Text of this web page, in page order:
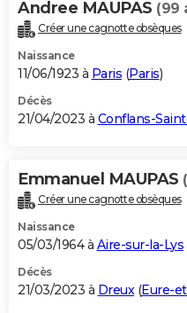
Andree MAUPAS (99
Créer une cagnotte obsèques
Naissance
11/06/1923 à Paris (Paris)
Décès
21/04/2023 à Conflans-
Emmanuel MAUPAS
Créer une cagnotte obsèques
Naissance
05/03/1964 à Aire-sur-la-Lys
Décès
21/03/2023 à Dreux(Eure-